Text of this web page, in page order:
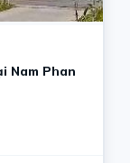
Nam Phan